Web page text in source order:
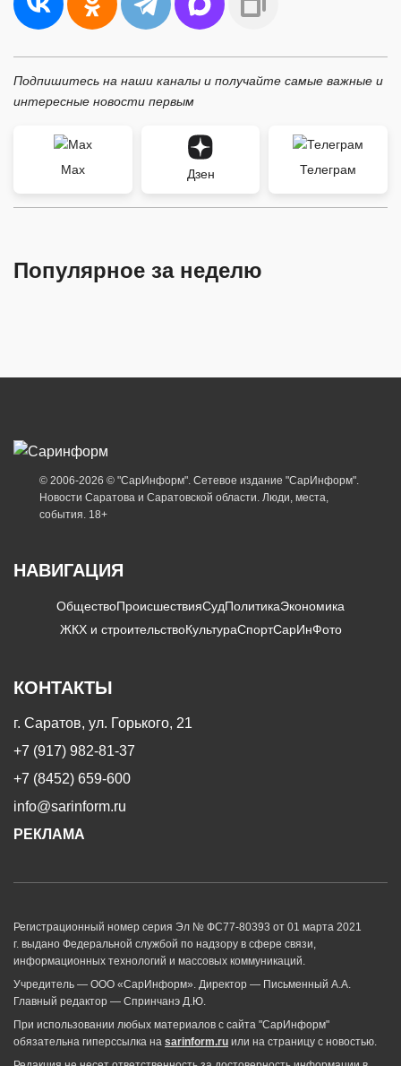
Подпишитесь на наши каналы и получайте самые важные и
интересные новости первым
Max Дзен Телеграм
Популярное за неделю
© 2006-2026 © "СарИнформ". Сетевое издание "СарИнформ".
Новости Саратова и Саратовской области. Люди, места,
события. 18+
НАВИГАЦИЯ
ОбществоПроисшествияСудПолитикаЭкономика
ЖКХ и строительствоКультураСпортСарИнФото
КОНТАКТЫ
г. Саратов, ул. Горького, 21
+7 (917) 982-81-37
+7 (8452) 659-600
info@sarinform.ru
РЕКЛАМА
Регистрационный номер серия Эл № ФС77-80393 от 01 марта 2021
г. выдано Федеральной службой по надзору в сфере связи,
информационных технологий и массовых коммуникаций.
Учредитель — ООО «СарИнформ». Директор — Письменный А.А.
Главный редактор — Спринчанэ Д.Ю.
При использовании любых материалов с сайта "СарИнформ"
обязательна гиперссылка на sarinform.ru или на страницу с новостью.